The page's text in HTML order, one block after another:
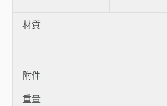
材質
附件
重量